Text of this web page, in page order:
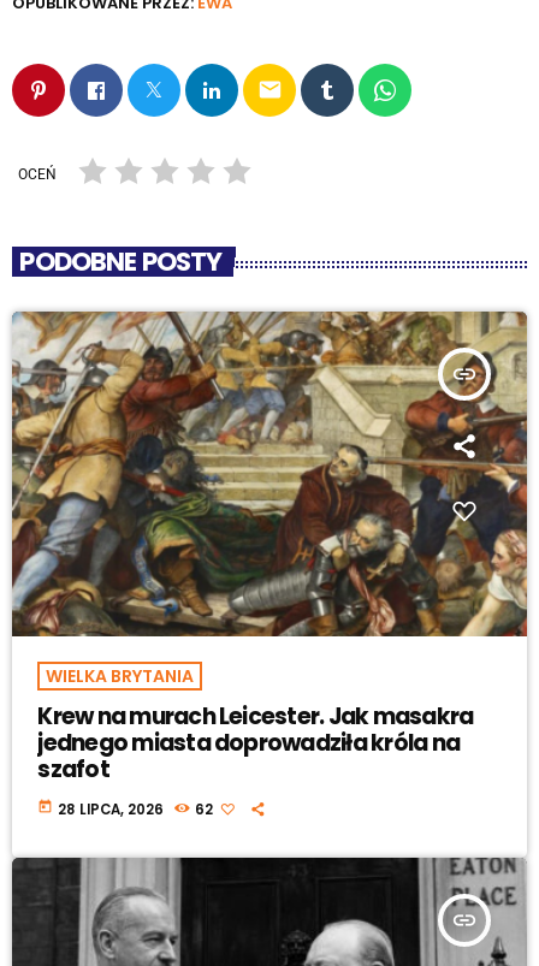
email
OCEŃ
PODOBNE POSTY
insert_link
WIELKA BRYTANIA
Krew na murach Leicester. Jak masakra
jednego miasta doprowadziła króla na
szafot
today 28 LIPCA, 2026 62
insert_link